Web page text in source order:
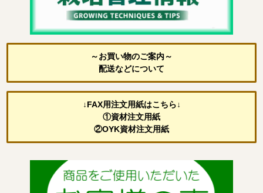
～お買い物のご案内～
配送などについて
↓FAX用注文用紙はこちら↓
①資材注文用紙
②OYK資材注文用紙